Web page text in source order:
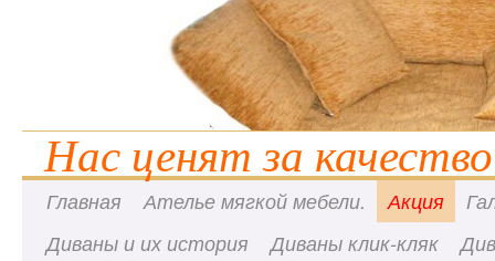
Нас ценят за
Главная Ателье мягкой мебели. Акция
Диваны и их история
Диваны клик-кляк